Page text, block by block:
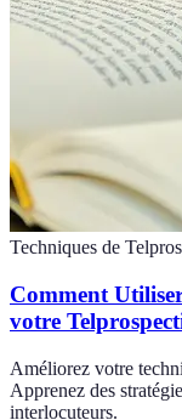
Techniques de
Comment
votre
Améliorez votre
Apprenez des
interlocuteurs.